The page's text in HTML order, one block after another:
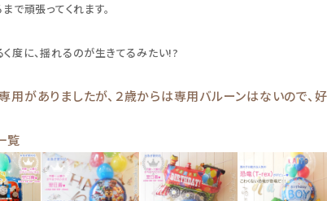
で頑張ってくれます。
に、揺れるのが生きてるみたい!?
用がありましたが、２歳からは専用バルーンはないので、